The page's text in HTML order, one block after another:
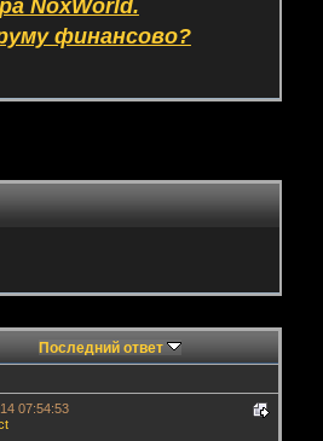
NoxWorld.
финансово?
Последний ответ
07:54:53